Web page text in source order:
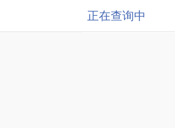
正在查询中